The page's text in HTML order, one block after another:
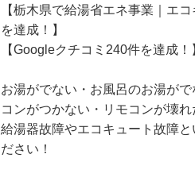
【栃木県で給湯省エネ事業｜エ
を達成！】
【Googleクチコミ240件を達成！
お湯がでない・お風呂のお湯が
コンがつかない・リモコンが壊
給湯器故障やエコキュート故障
ださい！